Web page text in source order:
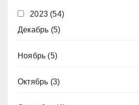
2023 (54)
Декабрь (5)
Ноябрь (5)
Октябрь (3)